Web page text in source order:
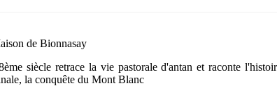
de Bionnasay
siècle retrace la vie pastorale d'antan et raconte
la conquête du Mont Blanc